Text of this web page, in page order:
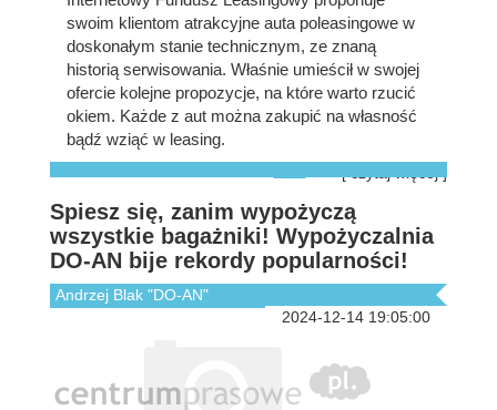
swoim klientom atrakcyjne auta poleasingowe w
doskonałym stanie technicznym, ze znaną
historią serwisowania. Właśnie umieścił w swojej
ofercie kolejne propozycje, na które warto rzucić
okiem. Każde z aut można zakupić na własność
bądź wziąć w leasing.
Spiesz się, zanim wypożyczą
wszystkie bagażniki! Wypożyczalnia
DO-AN bije rekordy popularności!
Andrzej Blak "DO-AN"
2024-12-14 19:05:00